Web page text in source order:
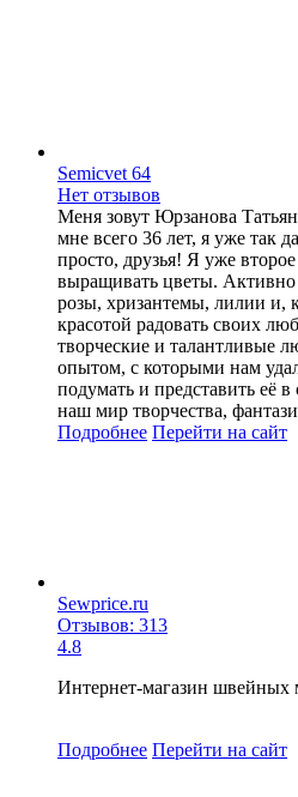
Semicvet 64
Нет отзывов
Меня зовут Юрзанова
мне всего 36 лет, я уже так
просто, друзья! Я уже
выращивать цветы. Активно
розы, хризантемы, лилии и,
красотой радовать своих
творческие и талантливые
опытом, с которыми нам
подумать и представить её
наш мир творчества,
Подробнее Перейти на сайт
Sewprice.ru
Отзывов: 313
4.8
Интернет-магазин
Подробнее Перейти на сайт